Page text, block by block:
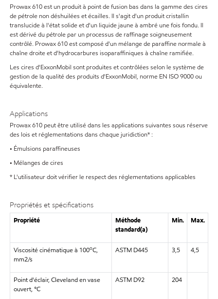
Prowax 610 est un produit à point de fusion bas dans la gamme des cires
de pétrole non déshuilées et écailles. Il s'agit d'un produit cristallin
translucide à l'état solide et d'un liquide jaune à ambré une fois fondu. Il
est dérivé du pétrole par un processus de raffinage soigneusement
contrôlé. Prowax 610 est composé d'un mélange de paraffine normale à
chaîne droite et d'hydrocarbures isoparaffiniques à chaîne ramifiée.
Les cires d'ExxonMobil sont produites et contrôlées selon le système de
gestion de la qualité des produits d'ExxonMobil, norme EN ISO 9000 ou
équivalente.
Applications
Prowax 610 peut être utilisé dans les applications suivantes sous réserve
des lois et réglementations dans chaque juridiction* :
• Émulsions paraffineuses
• Mélanges de cires
* L'utilisateur doit vérifier le respect des réglementations applicables
Propriétés et spécifications
Propriété
Méthode
standard(a)
Min. Max.
Viscosité cinématique à 100oC,
mm2/s
ASTM D445 3,5 4,5
Point d'éclair, Cleveland en vase
ouvert, °C
ASTM D92 204